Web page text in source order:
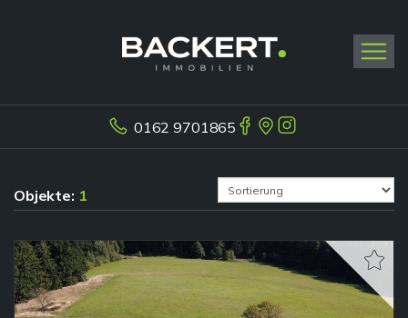
0162 9701865
Objekte: 1